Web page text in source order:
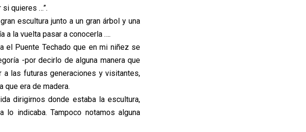
quieres …”.
escultura junto a un gran árbol y una
a la vuelta pasar a conocerla ….
el Puente Techado que en mi niñez se
-por decirlo de alguna manera que
las futuras generaciones y visitantes,
que era de madera.
dirigirnos donde estaba la escultura,
indicaba. Tampoco notamos alguna